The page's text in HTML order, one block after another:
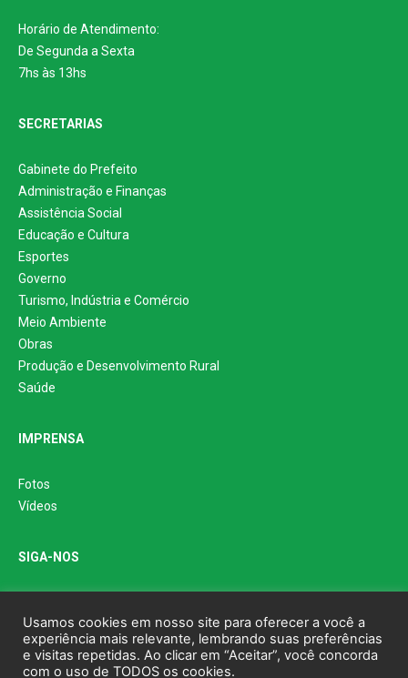
Horário de Atendimento:
De Segunda a Sexta
7hs às 13hs
SECRETARIAS
Gabinete do Prefeito
Administração e Finanças
Assistência Social
Educação e Cultura
Esportes
Governo
Turismo, Indústria e Comércio
Meio Ambiente
Obras
Produção e Desenvolvimento Rural
Saúde
IMPRENSA
Fotos
Vídeos
SIGA-NOS
Usamos cookies em nosso site para oferecer a você a
experiência mais relevante, lembrando suas preferências
e visitas repetidas. Ao clicar em “Aceitar”, você concorda
com o uso de TODOS os cookies.